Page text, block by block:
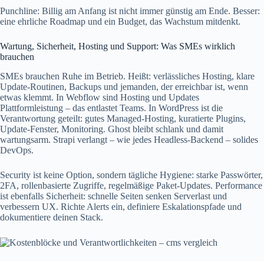
Punchline: Billig am Anfang ist nicht immer günstig am Ende. Besser:
eine ehrliche Roadmap und ein Budget, das Wachstum mitdenkt.
Wartung, Sicherheit, Hosting und Support: Was SMEs wirklich
brauchen
SMEs brauchen Ruhe im Betrieb. Heißt: verlässliches Hosting, klare
Update‑Routinen, Backups und jemanden, der erreichbar ist, wenn
etwas klemmt. In Webflow sind Hosting und Updates
Plattformleistung – das entlastet Teams. In WordPress ist die
Verantwortung geteilt: gutes Managed‑Hosting, kuratierte Plugins,
Update‑Fenster, Monitoring. Ghost bleibt schlank und damit
wartungsarm. Strapi verlangt – wie jedes Headless‑Backend – solides
DevOps.
Security ist keine Option, sondern tägliche Hygiene: starke Passwörter,
2FA, rollenbasierte Zugriffe, regelmäßige Paket‑Updates. Performance
ist ebenfalls Sicherheit: schnelle Seiten senken Serverlast und
verbessern UX. Richte Alerts ein, definiere Eskalationspfade und
dokumentiere deinen Stack.